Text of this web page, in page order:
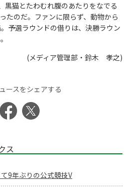
猫とたわむれ腹のあたりをなでる
たのだ。ファンに限らず、動物から
予選ラウンドの借りは、決勝ラウン
(メディア管理部・鈴木 孝之)
ースをシェアする
ス
9年ぶりの公式競技V